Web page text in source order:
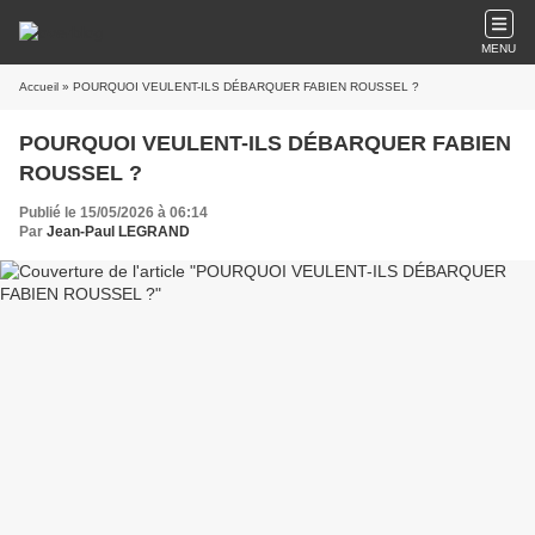
MENU
Accueil » POURQUOI VEULENT-ILS DÉBARQUER FABIEN ROUSSEL ?
POURQUOI VEULENT-ILS DÉBARQUER FABIEN
ROUSSEL ?
Publié le 15/05/2026 à 06:14
Par Jean-Paul LEGRAND